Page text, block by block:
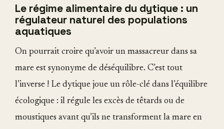
Le régime alimentaire du dytique : un
régulateur naturel des populations
aquatiques
On pourrait croire qu’avoir un massacreur dans sa
mare est synonyme de déséquilibre. C’est tout
l’inverse ! Le dytique joue un rôle-clé dans l’équilibre
écologique : il régule les excès de têtards ou de
moustiques avant qu’ils ne transforment la mare en